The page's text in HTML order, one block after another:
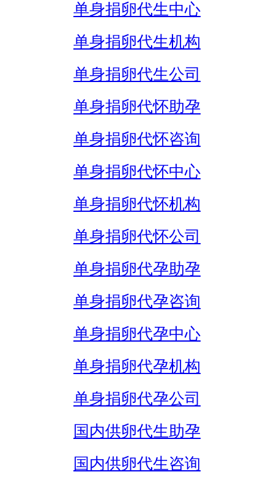
单身捐卵代生中心
单身捐卵代生机构
单身捐卵代生公司
单身捐卵代怀助孕
单身捐卵代怀咨询
单身捐卵代怀中心
单身捐卵代怀机构
单身捐卵代怀公司
单身捐卵代孕助孕
单身捐卵代孕咨询
单身捐卵代孕中心
单身捐卵代孕机构
单身捐卵代孕公司
国内供卵代生助孕
国内供卵代生咨询